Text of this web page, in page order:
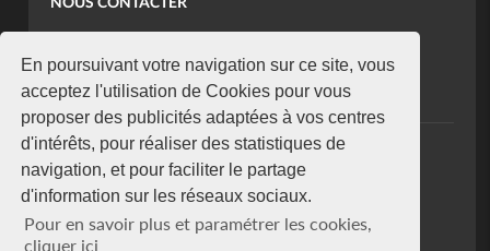
En poursuivant votre navigation sur ce site, vous
acceptez l'utilisation de Cookies pour vous
proposer des publicités adaptées à vos centres
d'intérêts, pour réaliser des statistiques de
navigation, et pour faciliter le partage
d'information sur les réseaux sociaux.
Pour en savoir plus et paramétrer les cookies,
cliquer ici
koaci@yahoo.fr
+225 07 08 85 52 93
NEWSLETTER
Restez connecté via notre newsletter
S'abonner
Se désabonner